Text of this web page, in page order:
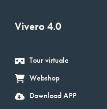
Vivero 4.0
Tour virtuale
Webshop
Download APP